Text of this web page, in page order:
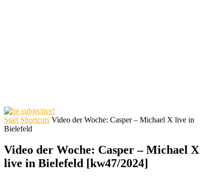
Start Shortcuts Video der Woche: Casper – Michael X live in
Bielefeld
Video der Woche: Casper – Michael X
live in Bielefeld [kw47/2024]